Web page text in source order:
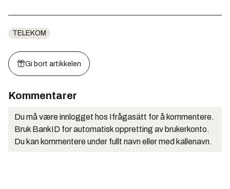
TELEKOM
Gi bort artikkelen
Kommentarer
Du må være innlogget hos Ifrågasätt for å kommentere.
Bruk BankID for automatisk oppretting av brukerkonto.
Du kan kommentere under fullt navn eller med kallenavn.